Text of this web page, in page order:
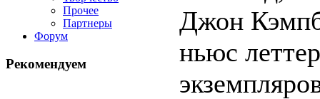
Прочее
Партнеры
Форум
Рекомендуем
Джон
ньюс